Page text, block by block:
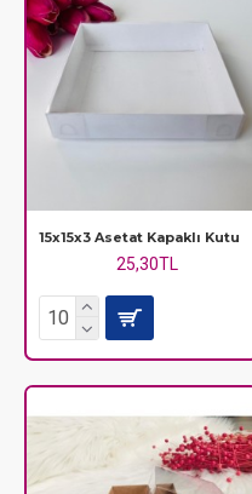
15x15x3 Asetat Kapaklı Kutu
25,30TL